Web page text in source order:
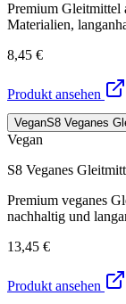
Premium Gleitmittel
Materialien,
8,45 €
Produkt ansehen
VeganS8 Veganes
Vegan
S8 Veganes
Premium veganes
nachhaltig und
13,45 €
Produkt ansehen